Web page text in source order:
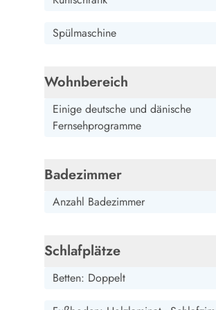
Qualität seit 1965
Das sagen unsere Gäste
Sponsoren - Esmark unterstützt
Mietbedingungen
Impressum
Spülmaschine
Wohnbereich
Einige deutsche und dänische
Fernsehprogramme
Badezimmer
Anzahl Badezimmer
Schlafplätze
Betten: Doppelt